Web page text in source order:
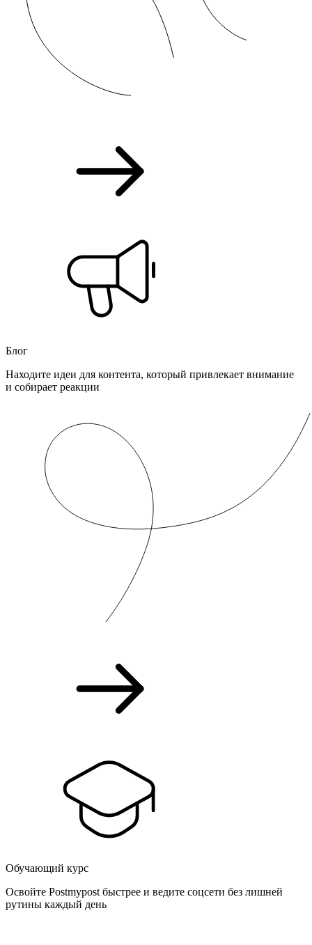
Блог
Находите идеи для контента, который привлекает внимание
и собирает реакции
Обучающий курс
Освойте Postmypost быстрее и ведите соцсети без лишней
рутины каждый день